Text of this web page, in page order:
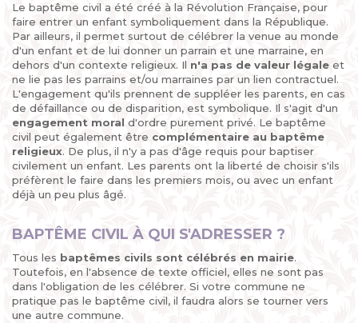
Le baptême civil a été créé à la Révolution Française, pour
faire entrer un enfant symboliquement dans la République.
Par ailleurs, il permet surtout de célébrer la venue au monde
d'un enfant et de lui donner un parrain et une marraine, en
dehors d'un contexte religieux. Il n'a pas de valeur légale et
ne lie pas les parrains et/ou marraines par un lien contractuel.
L'engagement qu'ils prennent de suppléer les parents, en cas
de défaillance ou de disparition, est symbolique. Il s'agit d'un
engagement moral d'ordre purement privé. Le baptême
civil peut également être complémentaire au baptême
religieux. De plus, il n'y a pas d'âge requis pour baptiser
civilement un enfant. Les parents ont la liberté de choisir s'ils
préfèrent le faire dans les premiers mois, ou avec un enfant
déjà un peu plus âgé.
BAPTÊME CIVIL À QUI S'ADRESSER ?
Tous les baptêmes civils sont célébrés en mairie.
Toutefois, en l'absence de texte officiel, elles ne sont pas
dans l'obligation de les célébrer. Si votre commune ne
pratique pas le baptême civil, il faudra alors se tourner vers
une autre commune.